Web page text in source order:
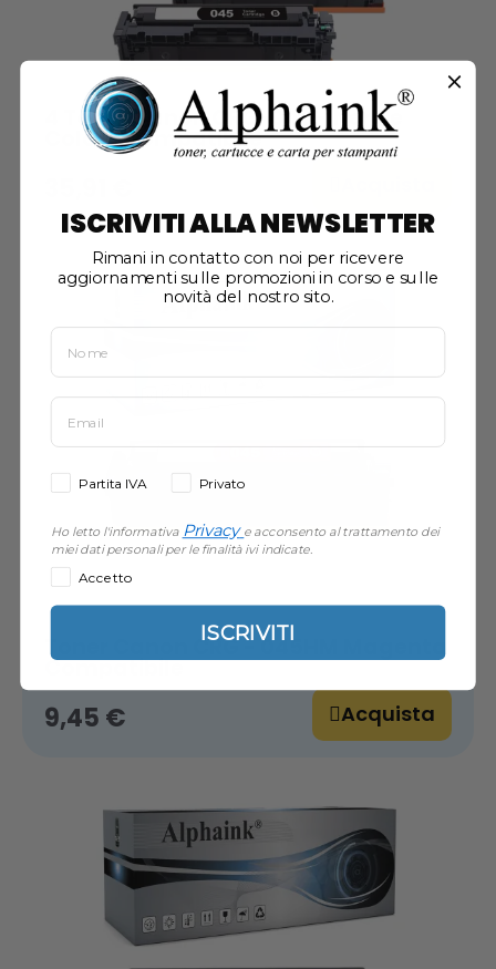
4 Toner Canon CRG-045H Nero e
Colore Compatibile
Toner Canon CRG - 045HM Magenta
Compatibile
9,45 € Acquista
ISCRIVITI ALLA NEWSLETTER
Rimani in contatto con noi per ricevere
aggiornamenti sulle promozioni in corso e sulle
novità del nostro sito.
Partita IVA Privato
Ho letto l'informativa Privacy e acconsento al trattamento dei
miei dati personali per le finalità ivi indicate.
Accetto
ISCRIVITI